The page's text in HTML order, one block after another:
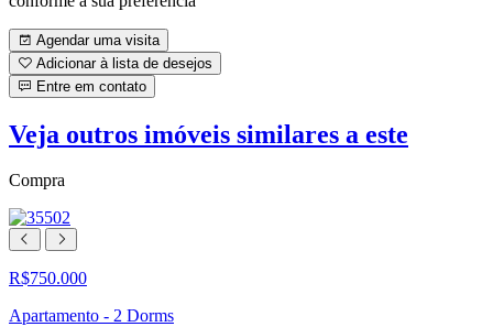
Agendar uma visita
Adicionar à lista de desejos
Entre em contato
Veja outros imóveis similares a este
Compra
R$750.000
Apartamento - 2 Dorms